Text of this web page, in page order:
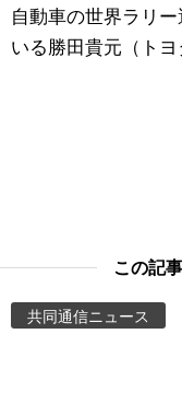
文化
動画/Live
スポーツ・東京2020
自動車の世界ラリ
いる勝田貴元（ト
この記
共同通信ニュース